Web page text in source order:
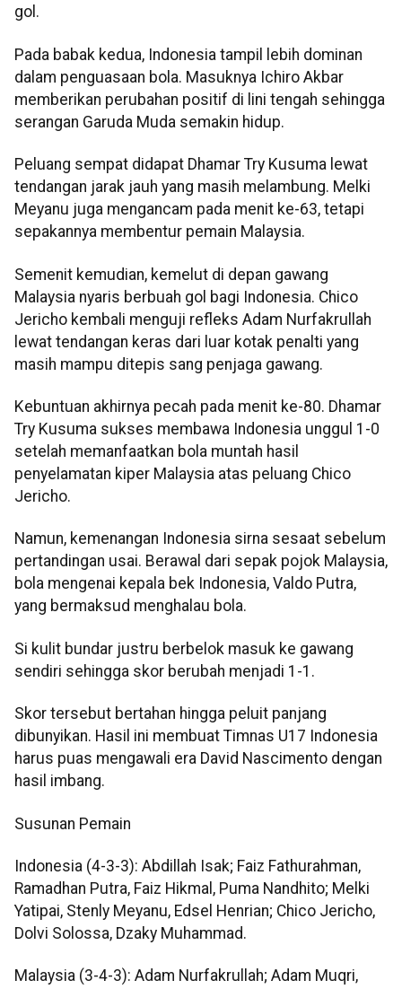
gol.
Pada babak kedua, Indonesia tampil lebih dominan
dalam penguasaan bola. Masuknya Ichiro Akbar
memberikan perubahan positif di lini tengah sehingga
serangan Garuda Muda semakin hidup.
Peluang sempat didapat Dhamar Try Kusuma lewat
tendangan jarak jauh yang masih melambung. Melki
Meyanu juga mengancam pada menit ke-63, tetapi
sepakannya membentur pemain Malaysia.
Semenit kemudian, kemelut di depan gawang
Malaysia nyaris berbuah gol bagi Indonesia. Chico
Jericho kembali menguji refleks Adam Nurfakrullah
lewat tendangan keras dari luar kotak penalti yang
masih mampu ditepis sang penjaga gawang.
Kebuntuan akhirnya pecah pada menit ke-80. Dhamar
Try Kusuma sukses membawa Indonesia unggul 1-0
setelah memanfaatkan bola muntah hasil
penyelamatan kiper Malaysia atas peluang Chico
Jericho.
Namun, kemenangan Indonesia sirna sesaat sebelum
pertandingan usai. Berawal dari sepak pojok Malaysia,
bola mengenai kepala bek Indonesia, Valdo Putra,
yang bermaksud menghalau bola.
Si kulit bundar justru berbelok masuk ke gawang
sendiri sehingga skor berubah menjadi 1-1.
Skor tersebut bertahan hingga peluit panjang
dibunyikan. Hasil ini membuat Timnas U17 Indonesia
harus puas mengawali era David Nascimento dengan
hasil imbang.
Susunan Pemain
Indonesia (4-3-3): Abdillah Isak; Faiz Fathurahman,
Ramadhan Putra, Faiz Hikmal, Puma Nandhito; Melki
Yatipai, Stenly Meyanu, Edsel Henrian; Chico Jericho,
Dolvi Solossa, Dzaky Muhammad.
Malaysia (3-4-3): Adam Nurfakrullah; Adam Muqri,